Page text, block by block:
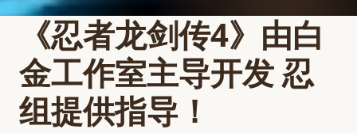
《忍者龙剑传4》由白
金工作室主导开发 忍
组提供指导！